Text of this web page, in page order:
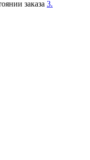
заказа 3.